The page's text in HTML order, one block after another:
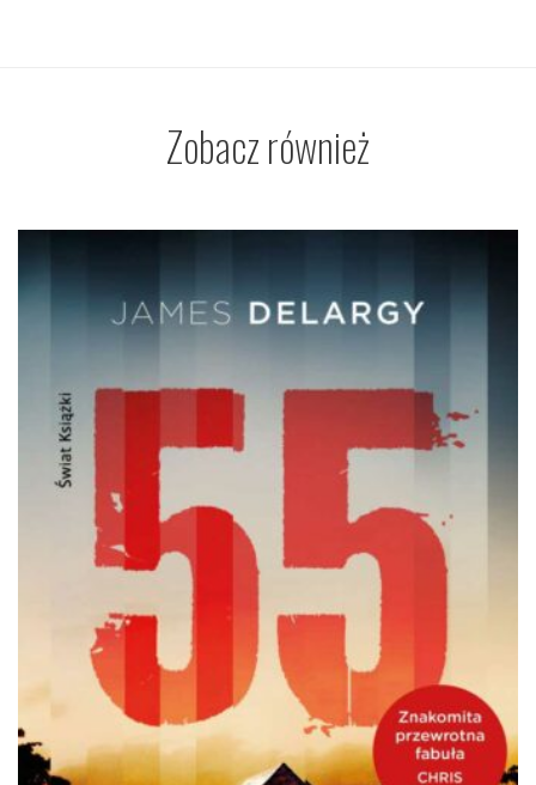
Zobacz również